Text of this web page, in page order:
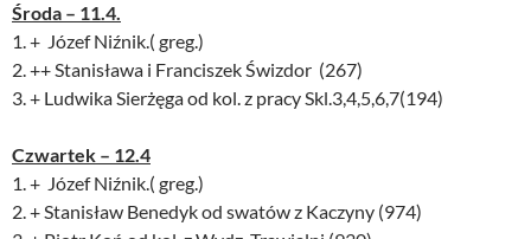
Środa – 11.4.
1. + Józef Niźnik.( greg.)
2. ++ Stanisława i Franciszek Świzdor (267)
3. + Ludwika Sierżęga od kol. z pracy Skl.3,4,5,6,7(194)
Czwartek – 12.4
1. + Józef Niźnik.( greg.)
2. + Stanisław Benedyk od swatów z Kaczyny (974)